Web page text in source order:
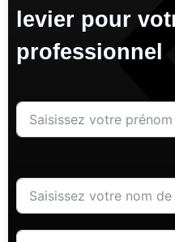
levier pour
professionnel